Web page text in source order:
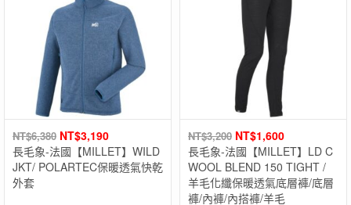
NT$6,380 NT$3,190
長毛象-法國【MILLET】WILD
JKT/ POLARTEC保暖透氣快乾
外套
NT$3,200 NT$1,600
長毛象-法國【MILLET】LD C
WOOL BLEND 150 TIGHT /
羊毛化纖保暖透氣底層褲/底層
褲/內褲/內搭褲/羊毛